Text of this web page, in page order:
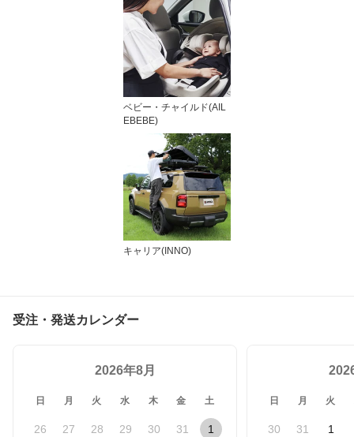
ベビー・チャイルド(AIL
EBEBE)
キャリア(INNO)
受注・発送カレンダー
2026年8月
日 月 火 水 木 金 土
26 27 28 29 30 31 1
日 月 火
30 31 1